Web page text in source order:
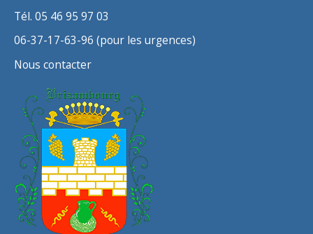
Tél. 05 46 95 97 03
06-37-17-63-96 (pour les urgences)
Nous contacter